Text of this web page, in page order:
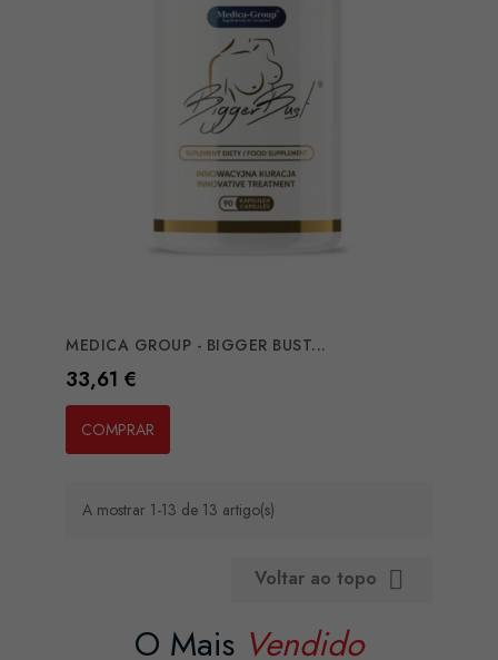
MEDICA GROUP - BIGGER BUST...
Preço
33,61 €
COMPRAR
A mostrar 1-13 de 13 artigo(s)
Voltar ao topo 
O Mais Vendido